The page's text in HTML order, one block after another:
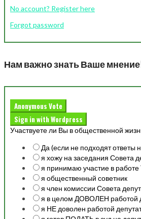
No account? Register here
Forgot password
Нам важно знать Ваше
Anonymous Vote
Sign in with Wordpress
Участвуете ли Вы в общественной
Да (если не подходят ответы
я хожу на заседания Совета
я принимаю участие в
я общественный советник
я член комиссии Совета
я в целом ДОВОЛЕН работой
я НЕ доволен работой